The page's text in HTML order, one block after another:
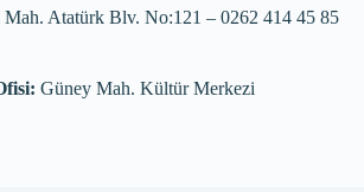
Mah. Atatürk Blv. No:121 – 0262 414 45 85
Güney Mah. Kültür Merkezi